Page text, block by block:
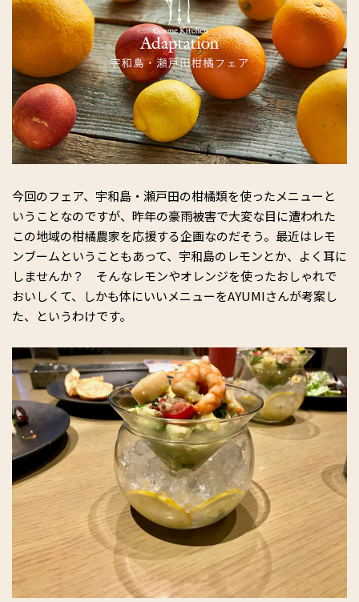
今回のフェア、宇和島・瀬戸田の柑橘類を使ったメニューと
いうことなのですが、昨年の豪雨被害で大変な目に遭われた
この地域の柑橘農家を応援する企画なのだそう。最近はレモ
ンブームということもあって、宇和島のレモンとか、よく耳に
しませんか？ そんなレモンやオレンジを使ったおしゃれで
おいしくて、しかも体にいいメニューをAYUMIさんが考案し
た、というわけです。